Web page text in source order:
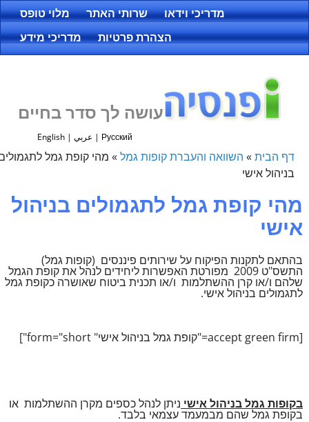
מלוי טופס שרותי האתר
מדריכי וידאו
מדריכי מידע
הצהרת פרטיות
עושה לך סדר בחיים
Русский
| عربي |
English
דף הבית» השוואה והעברת קופות גמל» מהי קופת גמל
בניהול אישי
מהי קופת גמל לתגמולים בניהול
אישי
בהתאם לתקנות הפיקוח על שירותים פיננסים (קופות גמל)
התשס"ט 2009 מפורטת האפשרות ליחידים לנהל את קופת הגמל
שלהם ו/או קרן ההשתלמות ו/או תכנית ביטוח שאושרה כקופת גמל
לתגמולים בניהול אישי.
[accept green firm="קופת גמל בניהול אישי" form="short"]
בקופות גמל בניהול אישי ניתן לנהל כספים מקרן ההשתלמות או
בקופת גמל שהם מבמעמד עצמאי בלבד.